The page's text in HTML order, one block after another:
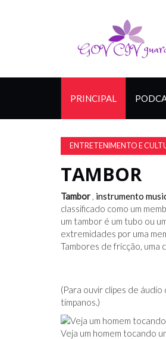
PRINCIPAL
ENTRETENIMENTO E
TAMBOR
Tambor , instrumento
classificado como um
um tambor é um tubo ou
extremidades por uma
Tambores de fricção, uma
(Para ouvir clipes de
tímpanos.)
Veja um homem tocando